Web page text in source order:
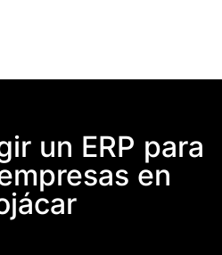
un ERP para
en